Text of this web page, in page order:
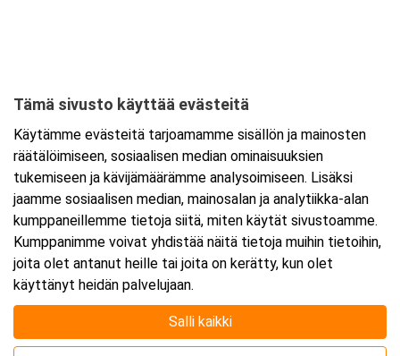
Tarkempi kartta ja ajo-ohjeet
Tämä sivusto käyttää evästeitä
Käytämme evästeitä tarjoamamme sisällön ja mainosten
räätälöimiseen, sosiaalisen median ominaisuuksien
tukemiseen ja kävijämäärämme analysoimiseen. Lisäksi
jaamme sosiaalisen median, mainosalan ja analytiikka-alan
kumppaneillemme tietoja siitä, miten käytät sivustoamme.
Kumppanimme voivat yhdistää näitä tietoja muihin tietoihin,
joita olet antanut heille tai joita on kerätty, kun olet
käyttänyt heidän palvelujaan.
Salli kaikki